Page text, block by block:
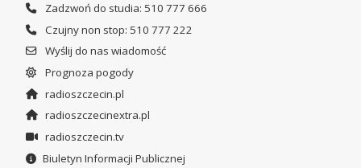
Zadzwoń do studia: 510 777 666
Czujny non stop: 510 777 222
Wyślij do nas wiadomość
Prognoza pogody
radioszczecin.pl
radioszczecinextra.pl
radioszczecin.tv
Biuletyn Informacji Publicznej